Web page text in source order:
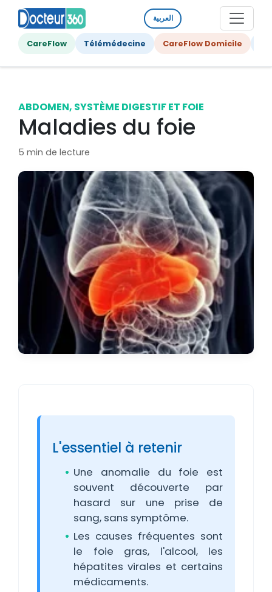
العربية
CareFlow Télémédecine CareFlow Domicile
ABDOMEN, SYSTÈME DIGESTIF ET FOIE
Maladies du foie
5 min de lecture
L'essentiel à retenir
Une anomalie du foie est
souvent découverte par
hasard sur une prise de
sang, sans symptôme.
Les causes fréquentes sont
le foie gras, l'alcool, les
hépatites virales et certains
médicaments.